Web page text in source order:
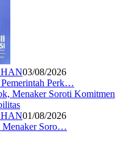
03/08/2026
Perk…
01/08/2026
Menaker Soro…